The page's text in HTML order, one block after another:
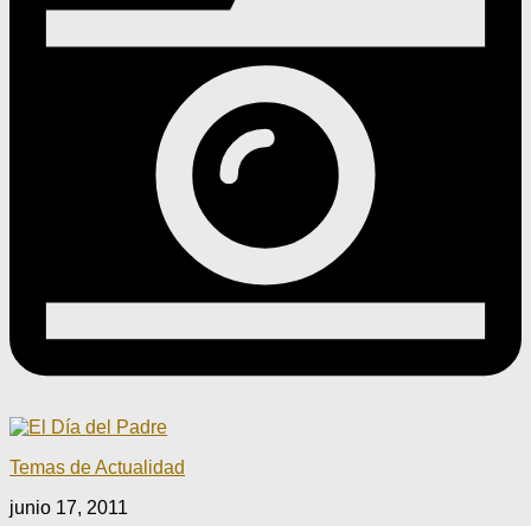
Temas de Actualidad
junio 17, 2011